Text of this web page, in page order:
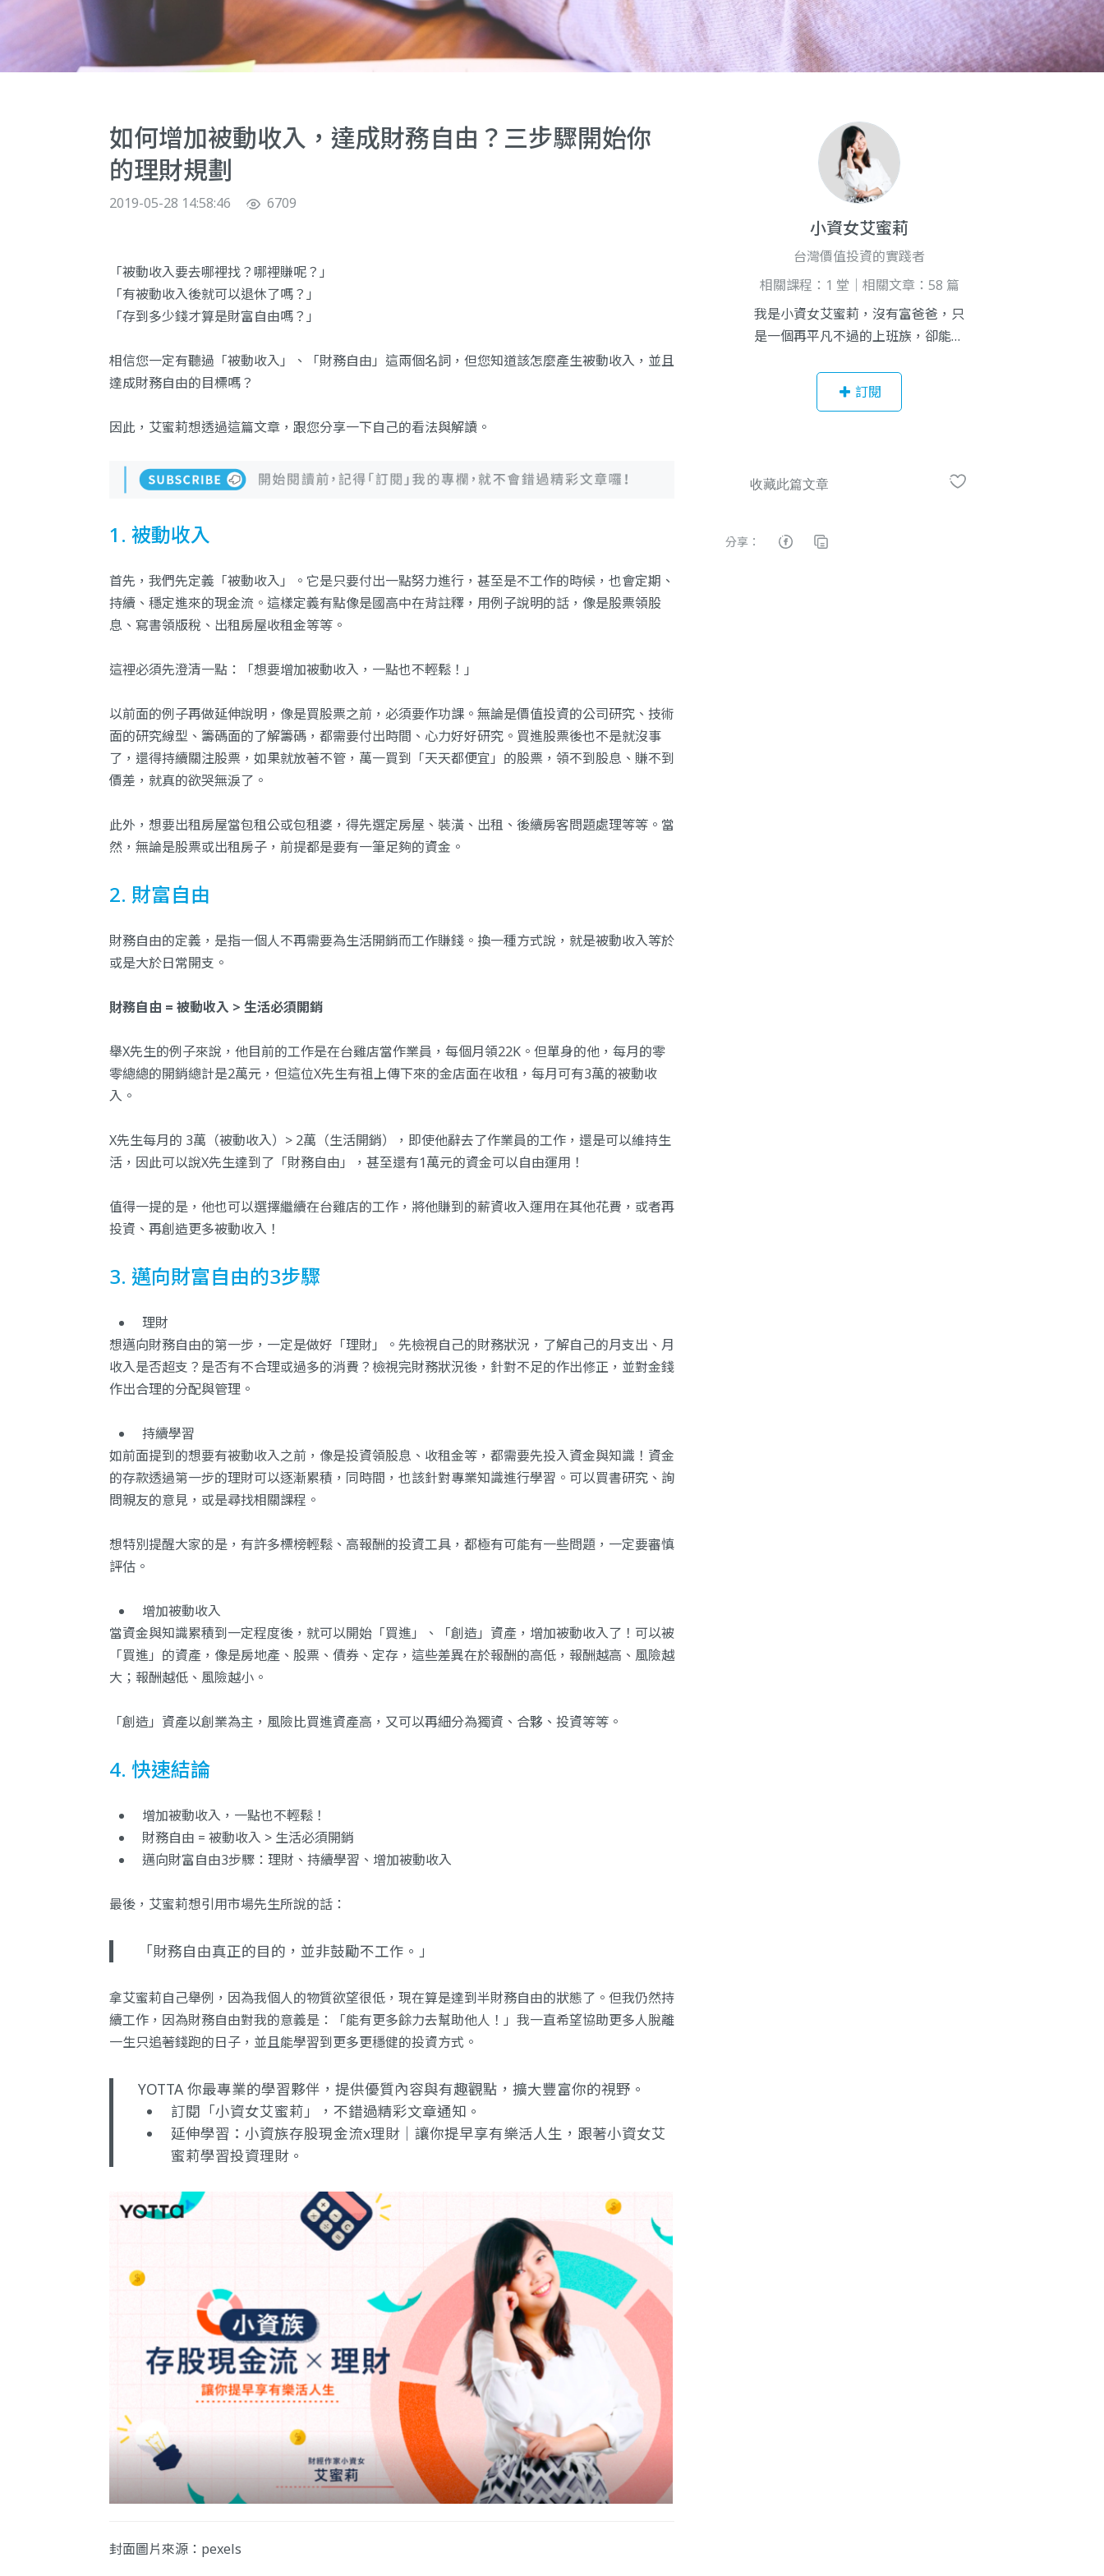
如何增加被動收入，達成財務自由？三步驟開始你
的理財規劃
2019-05-28 14:58:46 6709
「被動收入要去哪裡找？哪裡賺呢？」
「有被動收入後就可以退休了嗎？」
「存到多少錢才算是財富自由嗎？」
相信您一定有聽過「被動收入」、「財務自由」這兩個名詞，但您知道該怎麼產生被動收入，並且
達成財務自由的目標嗎？
因此，艾蜜莉想透過這篇文章，跟您分享一下自己的看法與解讀。
1. 被動收入
首先，我們先定義「被動收入」。它是只要付出一點努力進行，甚至是不工作的時候，也會定期、
持續、穩定進來的現金流。這樣定義有點像是國高中在背註釋，用例子說明的話，像是股票領股
息、寫書領版稅、出租房屋收租金等等。
這裡必須先澄清一點：「想要增加被動收入，一點也不輕鬆！」
以前面的例子再做延伸說明，像是買股票之前，必須要作功課。無論是價值投資的公司研究、技術
面的研究線型、籌碼面的了解籌碼，都需要付出時間、心力好好研究。買進股票後也不是就沒事
了，還得持續關注股票，如果就放著不管，萬一買到「天天都便宜」的股票，領不到股息、賺不到
價差，就真的欲哭無淚了。
此外，想要出租房屋當包租公或包租婆，得先選定房屋、裝潢、出租、後續房客問題處理等等。當
然，無論是股票或出租房子，前提都是要有一筆足夠的資金。
2. 財富自由
財務自由的定義，是指一個人不再需要為生活開銷而工作賺錢。換一種方式說，就是被動收入等於
或是大於日常開支。
財務自由 = 被動收入 > 生活必須開銷
舉X先生的例子來說，他目前的工作是在台雞店當作業員，每個月領22K。但單身的他，每月的零
零總總的開銷總計是2萬元，但這位X先生有祖上傳下來的金店面在收租，每月可有3萬的被動收
入。
X先生每月的 3萬（被動收入）> 2萬（生活開銷），即使他辭去了作業員的工作，還是可以維持生
活，因此可以說X先生達到了「財務自由」，甚至還有1萬元的資金可以自由運用！
值得一提的是，他也可以選擇繼續在台雞店的工作，將他賺到的薪資收入運用在其他花費，或者再
投資、再創造更多被動收入！
3. 邁向財富自由的3步驟
理財
想邁向財務自由的第一步，一定是做好「理財」。先檢視自己的財務狀況，了解自己的月支出、月
收入是否超支？是否有不合理或過多的消費？檢視完財務狀況後，針對不足的作出修正，並對金錢
作出合理的分配與管理。
持續學習
如前面提到的想要有被動收入之前，像是投資領股息、收租金等，都需要先投入資金與知識！資金
的存款透過第一步的理財可以逐漸累積，同時間，也該針對專業知識進行學習。可以買書研究、詢
問親友的意見，或是尋找相關課程。
想特別提醒大家的是，有許多標榜輕鬆、高報酬的投資工具，都極有可能有一些問題，一定要審慎
評估。
增加被動收入
當資金與知識累積到一定程度後，就可以開始「買進」、「創造」資產，增加被動收入了！可以被
「買進」的資產，像是房地產、股票、債券、定存，這些差異在於報酬的高低，報酬越高、風險越
大；報酬越低、風險越小。
「創造」資產以創業為主，風險比買進資產高，又可以再細分為獨資、合夥、投資等等。
4. 快速結論
增加被動收入，一點也不輕鬆！
財務自由 = 被動收入 > 生活必須開銷
邁向財富自由3步驟：理財、持續學習、增加被動收入
最後，艾蜜莉想引用市場先生所說的話：
「財務自由真正的目的，並非鼓勵不工作。」
拿艾蜜莉自己舉例，因為我個人的物質欲望很低，現在算是達到半財務自由的狀態了。但我仍然持
續工作，因為財務自由對我的意義是：「能有更多餘力去幫助他人！」我一直希望協助更多人脫離
一生只追著錢跑的日子，並且能學習到更多更穩健的投資方式。
YOTTA 你最專業的學習夥伴，提供優質內容與有趣觀點，擴大豐富你的視野。
訂閱 「小資女艾蜜莉」
，不錯過精彩文章通知。
延伸學習： 小資族存股現金流x理財｜讓你提早享有樂活人生 ，跟著小資女艾
蜜莉學習投資理財。
封面圖片來源： pexels
小資女艾蜜莉
台灣價值投資的實踐者
相關課程：1 堂｜相關文章：58 篇
我是小資女艾蜜莉，沒有富爸爸，只
是一個再平凡不過的上班族，卻能靠
年多的時間內，將自己的資產，翻成7
00多萬元。現在我會把這一切都分享
訂閱
分享：